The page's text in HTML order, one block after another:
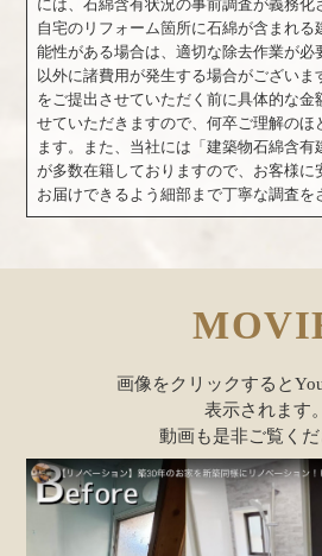
には、石綿含有状況の事前調査が義務化
自宅のリフォーム箇所に石綿が含まれる
能性がある場合は、適切な除去作業が必
以外に諸費用が発生する場合がございま
をご提出させていただく前に具体的な金
せていただきますので、何卒ご理解のほ
ます。また、当社には「建築物石綿含
が多数在籍しておりますので、お客様に
お届けできるよう細部まで丁寧な調査を
画像をクリックすると
表示されます。
動画も是非ご覧くだ